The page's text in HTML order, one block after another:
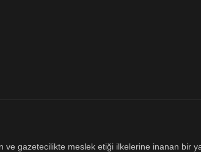
gazetecilikte meslek etiği ilkelerine inanan bir